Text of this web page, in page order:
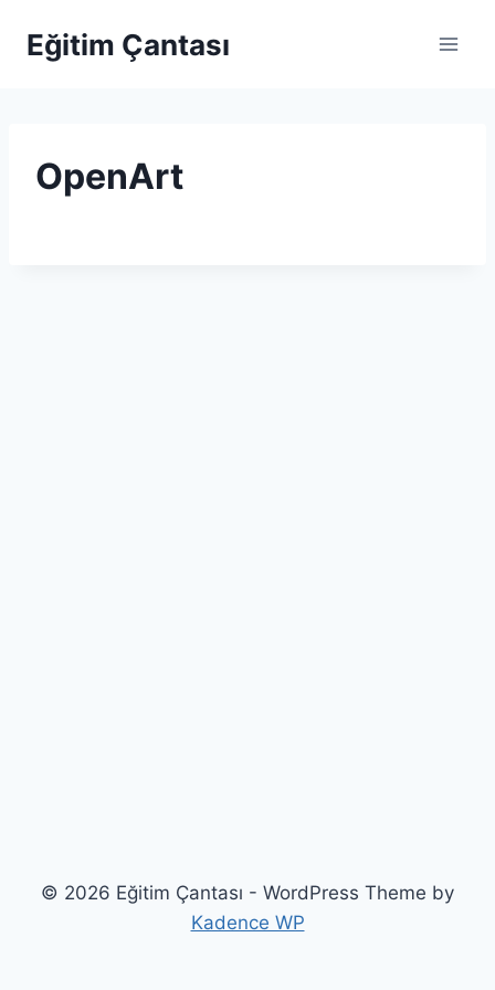
Eğitim Çantası
OpenArt
© 2026 Eğitim Çantası - WordPress Theme by
Kadence WP